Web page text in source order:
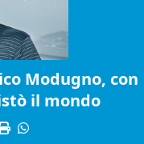
Modugno, con
il mondo